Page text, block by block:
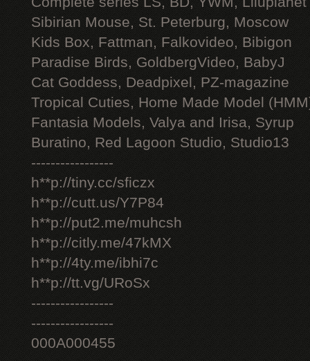
Sibirian Mouse, St. Peterburg, Moscow
Kids Box, Fattman, Falkovideo, Bibigon
Paradise Birds, GoldbergVideo, BabyJ
Cat Goddess, Deadpixel, PZ-magazine
Tropical Cuties, Home Made Model
Fantasia Models, Valya and Irisa, Syrup
Buratino, Red Lagoon Studio, Studio13
-----------------
h**p://tiny.cc/sficzx
h**p://cutt.us/Y7P84
h**p://put2.me/muhcsh
h**p://citly.me/47kMX
h**p://4ty.me/ibhi7c
h**p://tt.vg/URoSx
-----------------
-----------------
000A000455